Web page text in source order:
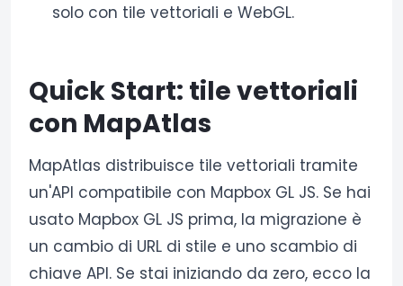
solo con tile vettoriali e WebGL.
Quick Start: tile vettoriali
con MapAtlas
MapAtlas distribuisce tile vettoriali tramite
un'API compatibile con Mapbox GL JS. Se hai
usato Mapbox GL JS prima, la migrazione è
un cambio di URL di stile e uno scambio di
chiave API. Se stai iniziando da zero, ecco la